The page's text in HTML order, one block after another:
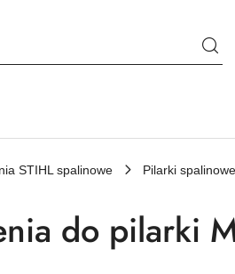
STIHL spalinowe Pilarki
do pilarki